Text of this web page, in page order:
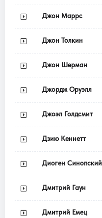
Джон Маррс
Джон Толкин
Джон Шерман
Джордж Оруэлл
Джоэл Голдсмит
Дзию Кеннетт
Диоген Синопский
Дмитрий Гаун
Дмитрий Емец